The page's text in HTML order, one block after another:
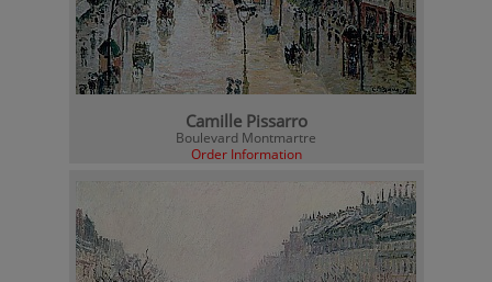
Camille Pissarro
Boulevard Montmartre
Order Information